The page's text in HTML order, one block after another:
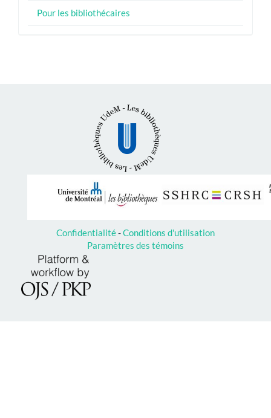
Pour les bibliothécaires
Confidentialité-Conditions d'utilisation
Paramètres des témoins